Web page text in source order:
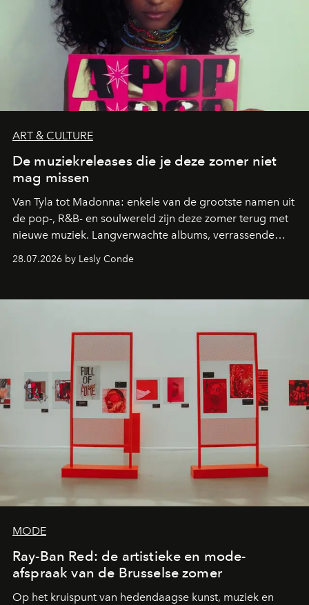
ART & CULTURE
De muziekreleases die je deze zomer niet
mag missen
Van Tyla tot Madonna: enkele van de grootste namen uit
de pop-, R&B- en soulwereld zijn deze zomer terug met
nieuwe muziek. Langverwachte albums, verrassende
comebacks en veelbelovende nieuwe projecten: dit zijn
de releases die je niet mag missen.
28.07.2026 by Lesly Conde
MODE
Ray-Ban Red: de artistieke en mode-
afspraak van de Brusselse zomer
Op het kruispunt van hedendaagse kunst, muziek en